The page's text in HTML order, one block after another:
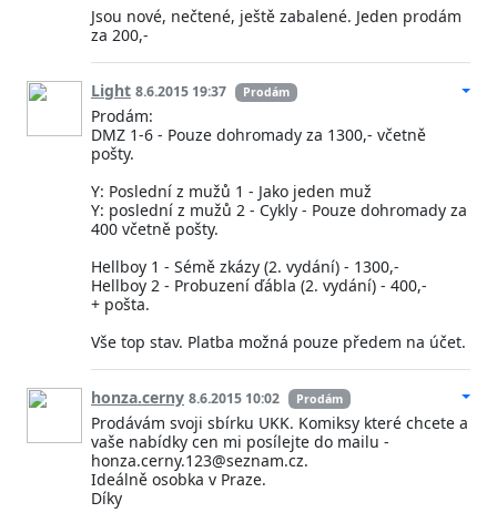
Jsou nové, nečtené, ještě zabalené. Jeden prodám
za 200,-
Light 8.6.2015 19:37 Prodám
Prodám:
DMZ 1-6 - Pouze dohromady za 1300,- včetně
pošty.
Y: Poslední z mužů 1 - Jako jeden muž
Y: poslední z mužů 2 - Cykly - Pouze dohromady za
400 včetně pošty.
Hellboy 1 - Sémě zkázy (2. vydání) - 1300,-
Hellboy 2 - Probuzení ďábla (2. vydání) - 400,-
+ pošta.
Vše top stav. Platba možná pouze předem na účet.
honza.cerny 8.6.2015 10:02 Prodám
Prodávám svoji sbírku UKK. Komiksy které chcete a
vaše nabídky cen mi posílejte do mailu -
honza.cerny.123@seznam.cz.
Ideálně osobka v Praze.
Díky